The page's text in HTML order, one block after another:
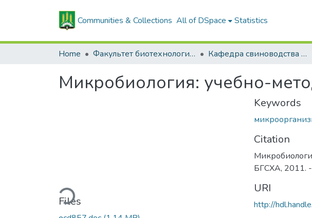
Communities & Collections All of DSpace Statistics
Home Факультет биотехнологии и аквакультуры Кафедра свиноводства и мелкого животноводства
Микробиология: учебно-
Loading...
Files
Keywords
Citation
БГСХА, 2011.
URI
http://